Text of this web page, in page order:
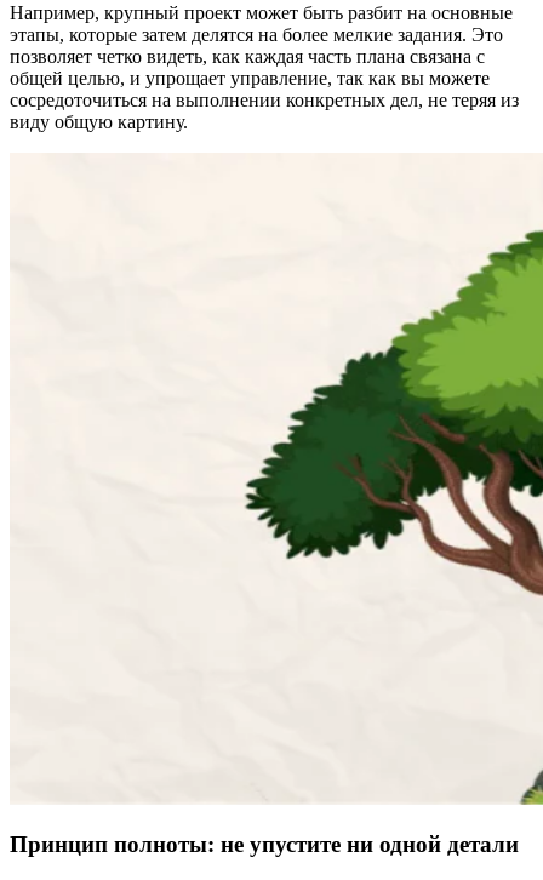
Например, крупный проект может быть разбит на основные
этапы, которые затем делятся на более мелкие задания. Это
позволяет четко видеть, как каждая часть плана связана с
общей целью, и упрощает управление, так как вы можете
сосредоточиться на выполнении конкретных дел, не теряя из
виду общую картину.
Принцип полноты: не упустите ни одной детали